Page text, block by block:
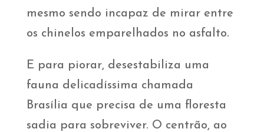
mesmo sendo incapaz de mirar entre
os chinelos emparelhados no asfalto.
E para piorar, desestabiliza uma
fauna delicadíssima chamada
Brasília que precisa de uma floresta
sadia para sobreviver. O centrão, ao